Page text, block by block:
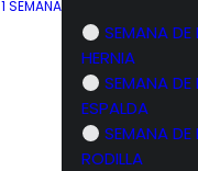
1 SEMANA
SEMANA DE
HERNIA
SEMANA DE
ESPALDA
SEMANA DE
RODILLA